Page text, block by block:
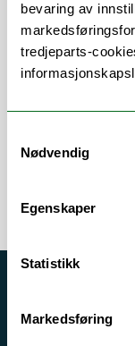
bevaring av
tredjeparts-
Nødvendig
Egenskaper
Statistikk
Markedsføring
Om
Si ifra!